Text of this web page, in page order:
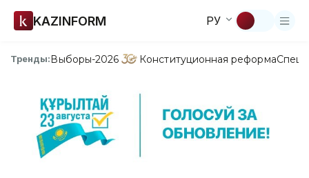
KAZINFORM РУ
Тренды:Выборы-2026 Конституционная реформа